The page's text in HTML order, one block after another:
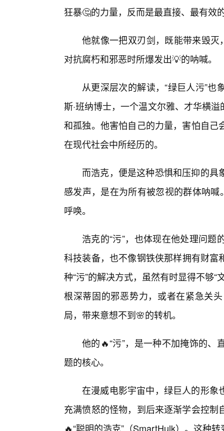
狂暴🤔的力量，反而是最直接、最有效
他就像一把双刃剑，既能带来毁灭
对抗腐朽和邪恶时所爆发出💡的呐喊。
从更深层次的解读，“绿巨人污”
斯·班纳博士，一个温文尔雅、才华横
和孤独。他害怕自己的力量，害怕自
在现代社会中所经历的。
而浩克，便是这种恐惧和压抑的
感发声，是在为所有被忽视的群体呐
呼唤。
浩克的“污”，也体现在他处理问
科技装备，也不像钢铁侠那样拥有财
种“污”的解决方式，虽然有时显得不够
根深蒂固的邪恶势力，或者在紧急关
局，带来意想不到🌸的转机。
他的🔥“污”，是一种不加掩饰的
题的核心。
在漫威电影宇宙中，绿巨人的形象
充满愤怒的怪物，到后来逐渐学会控
🔥“聪明的浩克”（SmartHulk）。这种